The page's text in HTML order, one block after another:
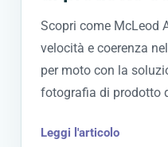
Scopri come McLeod
velocità e coerenza
per moto con la
fotografia di prodotto
Leggi l'articolo